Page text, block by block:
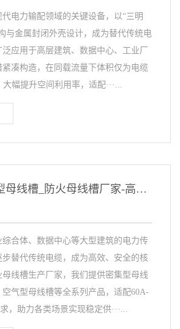
电力输配领域的关键设备，以“三明
与金属封闭外壳设计，成为替代传统电
应用于高层建筑、数据中心、工业厂
凑构造，在同载流量下体积仅为电缆
幅提升空间利用率，适配···...
母线槽_密集型母线槽_防火母线槽厂家-高效电力传输解决方案
合体、数据中心等大型建筑的电力传
替代传统电缆，成为高效、安全的核
线槽生产厂家，我们提供密集型母线
气型母线槽等全系列产品，适配60A-
，助力各类场景实现稳定供···...